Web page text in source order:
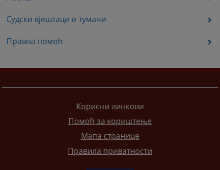
Судски вјештаци и тумачи
Правна помоћ
Корисни линкови
Помоћ за кориштење
Мапа странице
Правила приватности